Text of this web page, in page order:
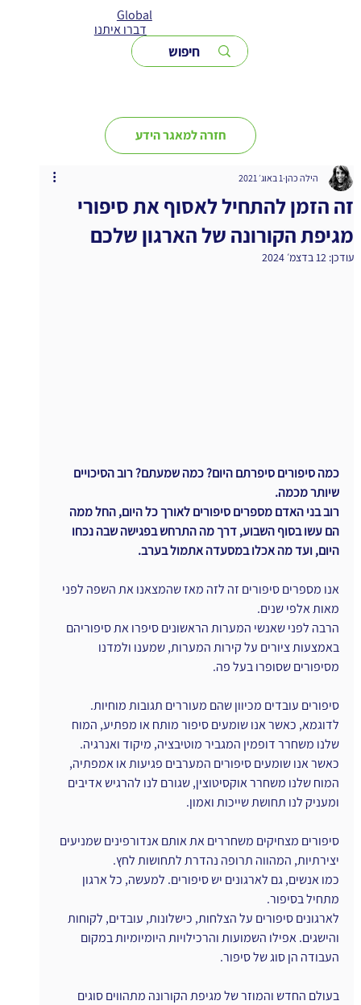
Global
דברו איתנו
חזרה למאגר הידע
זה הזמן להתחיל לאסוף את סיפורי
מגיפת הקורונה של הארגון שלכם
הילה כהן 1 באוג׳ 2021
עודכן: 12 בדצמ׳ 2024
כמה סיפורים סיפרתם היום? כמה שמעתם? רוב הסיכויים
שיותר מכמה.
רוב בני האדם מספרים סיפורים לאורך כל היום, החל ממה
הם עשו בסוף השבוע, דרך מה התרחש בפגישה שבה נכחו
היום, ועד מה אכלו במסעדה אתמול בערב.
אנו מספרים סיפורים זה לזה מאז שהמצאנו את השפה לפני
מאות אלפי שנים.
הרבה לפני שאנשי המערות הראשונים סיפרו את סיפוריהם
באמצעות ציורים על קירות המערות, שמענו ולמדנו
מסיפורים שסופרו בעל פה.
סיפורים עובדים מכיוון שהם מעוררים תגובות מוחיות.
לדוגמא, כאשר אנו שומעים סיפור מותח או מפתיע, המוח
שלנו משחרר דופמין המגביר מוטיבציה, מיקוד ואנרגיה.
כאשר אנו שומעים סיפורים המערבים פגיעות או אמפתיה,
המוח שלנו משחרר אוקסיטוצין, שגורם לנו להרגיש אדיבים
ומעניק לנו תחושת שייכות ואמון.
סיפורים מצחיקים משחררים את אותם אנדורפינים שמניעים
יצירתיות, המהווה תרופה נהדרת לתחושות לחץ.
כמו אנשים, גם לארגונים יש סיפורים. למעשה, כל ארגון
מתחיל בסיפור.
לארגונים סיפורים על הצלחות, כישלונות, עובדים, לקוחות
והישגים. אפילו השמועות והרכילויות היומיומיות במקום
העבודה הן סוג של סיפור.
בעולם החדש והמוזר של מגיפת הקורונה מתהווים סוגים